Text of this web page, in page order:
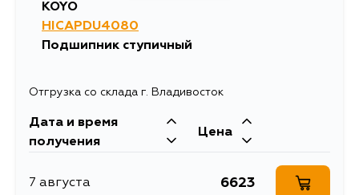
KOYO
HICAPDU4080
Подшипник ступичный
Отгрузка со склада г. Владивосток
Дата и время
получения
Цена
7 августа 6623